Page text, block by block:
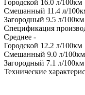
Городской 16.0 л/100км
Смешанный 11.4 л/
Загородный 9.5 л/100км
Спецификация
Среднее -
Городской 12.2 л/100км
Смешанный 9.0 л/100км
Загородный 7.1 л/100км
Технические